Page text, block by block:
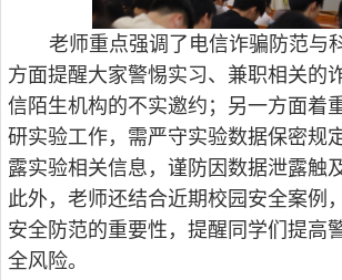
老师重点强调了电信诈骗防范与
方面提醒大家警惕实习、兼职相关的
信陌生机构的不实邀约；另一方面着
研实验工作，需严守实验数据保密规
露实验相关信息，谨防因数据泄露触
此外，老师还结合近期校园安全案例
安全防范的重要性，提醒同学们提高
全风险。